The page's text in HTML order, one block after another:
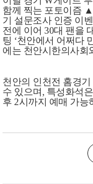
함께 찍는 포토이즘 ▲
기 설문조사 인증 이
전에 이어 30대 팬을
팅 ‘천안에서 어쩌다
에는 천안시한의사회
천안의 인천전 홈경기
수 있으며, 특성화석
후 2시까지 예매 가능